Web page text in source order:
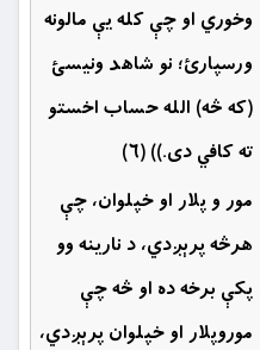
وخوري او چې کله يې مالونه
ورسپارئ؛ نو شاهد ونيسئ
(كه څه) الله حساب اخستو
ته كافي دى.)) (۶)
مور و پلار او خپلوان، چې
هرڅه پرېږدي، د نارينه وو
پكې برخه ده او څه چې
موروپلار او خپلوان پرېږدي،